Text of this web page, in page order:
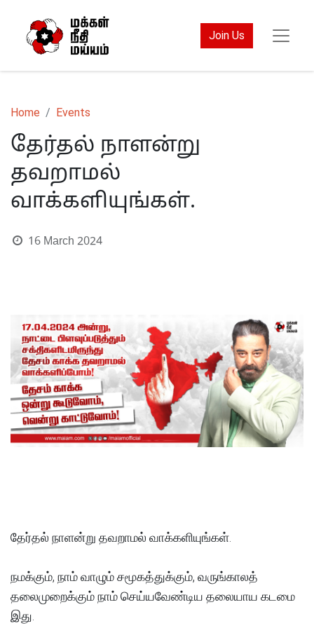
Join Us
Home Events
தேர்தல் நாளன்று
தவறாமல்
வாக்களியுங்கள்.
16 March 2024
தேர்தல் நாளன்று தவறாமல் வாக்களியுங்கள்.
நமக்கும், நாம் வாழும் சமூகத்துக்கும், வருங்காலத்
தலைமுறைக்கும் நாம் செய்யவேண்டிய தலையாய கடமை
இது.